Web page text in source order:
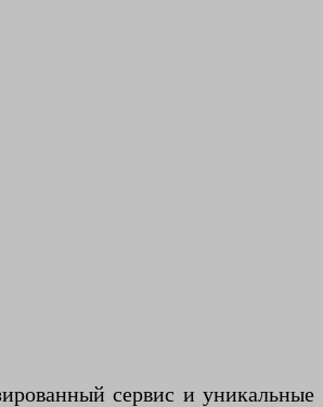
сервис и уникальные